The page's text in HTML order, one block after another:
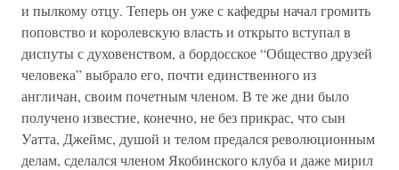
и пылкому отцу. Теперь он уже с кафедры начал громить
поповство и королевскую власть и открыто вступал в
диспуты с духовенством, а бордосское “Общество друзей
человека” выбрало его, почти единственного из
англичан, своим почетным членом. В те же дни было
получено известие, конечно, не без прикрас, что сын
Уатта, Джеймс, душой и телом предался революционным
делам, сделался членом Якобинского клуба и даже мирил